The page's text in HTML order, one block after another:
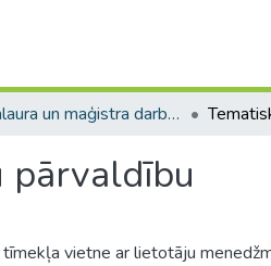
Bakalaura un maģistra darbi (EZTF) / Bachelor's and Master's theses
pārvaldību
vietne ar lietotāju